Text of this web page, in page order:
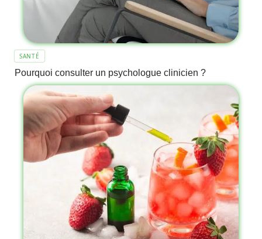
SANTÉ
Pourquoi consulter un psychologue clinicien ?